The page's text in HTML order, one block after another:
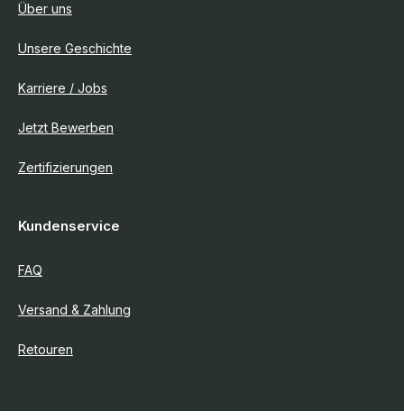
Über uns
Unsere Geschichte
Karriere / Jobs
Jetzt Bewerben
Zertifizierungen
Kundenservice
FAQ
Versand & Zahlung
Retouren